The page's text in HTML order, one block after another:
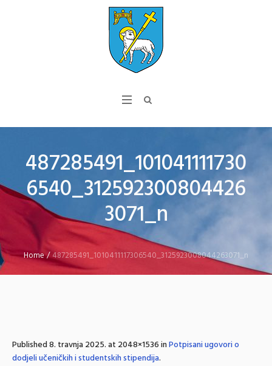
487285491_101041111730
6540_312592300804426
3071_n
Home/487285491_1010411117306540_3125923008044263071_n
Published8. travnja 2025.at 2048×1536 inPotpisani ugovori o
dodjeli učeničkih i studentskih stipendija.